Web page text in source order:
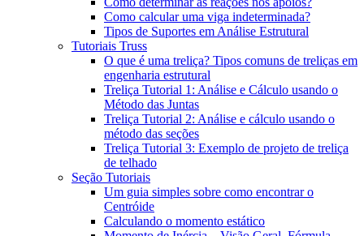
Como calcular uma viga indeterminada?
Tipos de Suportes em Análise Estrutural
Tutoriais Truss
O que é uma treliça? Tipos comuns de treliças em
engenharia estrutural
Treliça Tutorial 1: Análise e Cálculo usando o
Método das Juntas
Treliça Tutorial 2: Análise e cálculo usando o
método das seções
Treliça Tutorial 3: Exemplo de projeto de treliça
de telhado
Seção Tutoriais
Um guia simples sobre como encontrar o
Centróide
Calculando o momento estático